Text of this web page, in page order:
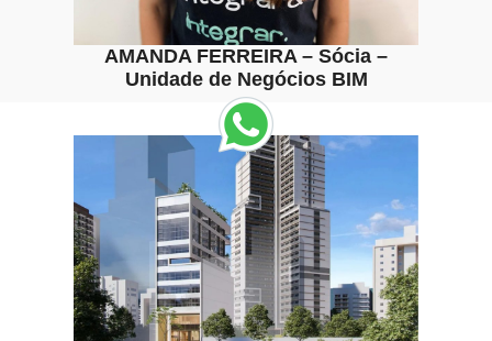
AMANDA FERREIRA – Sócia –
Unidade de Negócios BIM